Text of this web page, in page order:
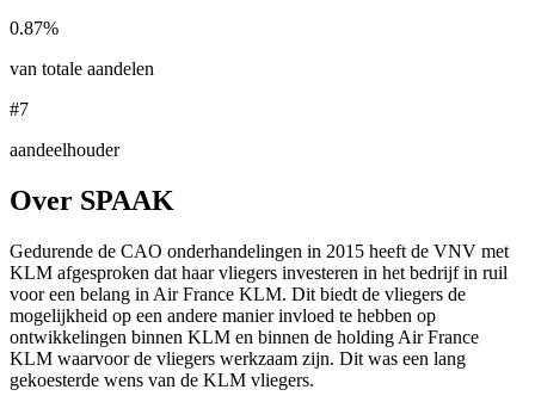
0.87%
van totale aandelen
#7
aandeelhouder
Over SPAAK
Gedurende de CAO onderhandelingen in 2015 heeft de VNV met
KLM afgesproken dat haar vliegers investeren in het bedrijf in ruil
voor een belang in Air France KLM. Dit biedt de vliegers de
mogelijkheid op een andere manier invloed te hebben op
ontwikkelingen binnen KLM en binnen de holding Air France
KLM waarvoor de vliegers werkzaam zijn. Dit was een lang
gekoesterde wens van de KLM vliegers.